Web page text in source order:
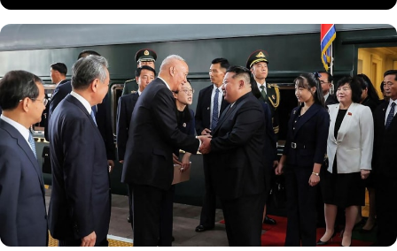
Dünyanın en çok merak ettiği liderler
arasında olan Kuzey Kore lideri Kim Jong
Un, ilk kez dünya sahnesine 12 yaşındaki
kızını çıkardı.